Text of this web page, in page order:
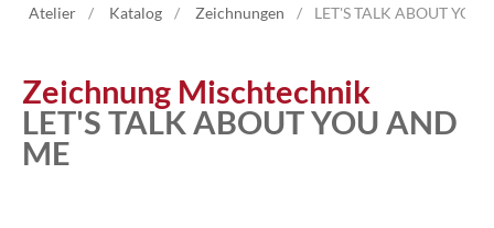
Atelier
Katalog
Atelier Katalog Zeichnungen LET'S TALK ABOUT
Zeichnung Mischtechnik
LET'S TALK ABOUT YOU AND
ME